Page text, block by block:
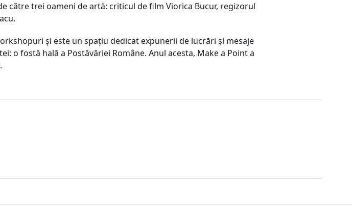
către trei oameni de artă: criticul de film Viorica Bucur, regizorul
şi este un spaţiu dedicat expunerii de lucrări şi mesaje
fostă hală a Postăvăriei Române. Anul acesta, Make a Point a